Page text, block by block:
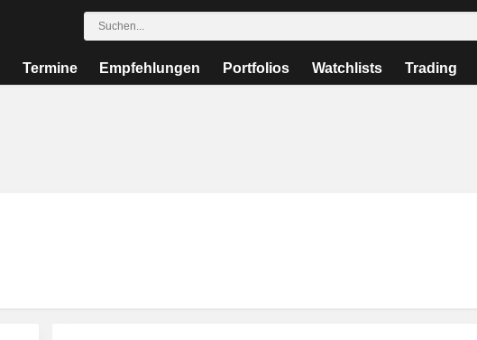
Termine Empfehlungen Portfolios Watchlists Trading